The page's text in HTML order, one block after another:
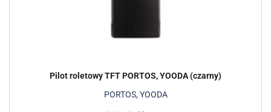
PORTOS, YOODA
Pilot roletowy TFT PORTOS, YOODA (czarny)